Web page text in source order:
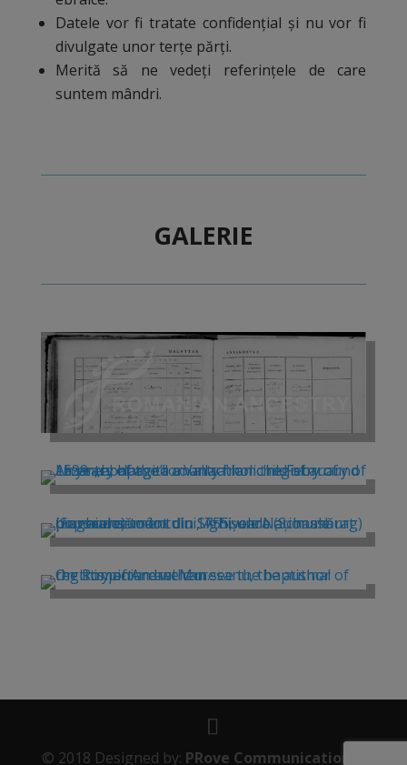
Datele vor fi tratate confidențial și nu vor fi
divulgate unor terțe părți.
Merită să ne vedeți referințele de care
suntem mândri.
GALERIE
© 2018 Designed by: PRove Communication